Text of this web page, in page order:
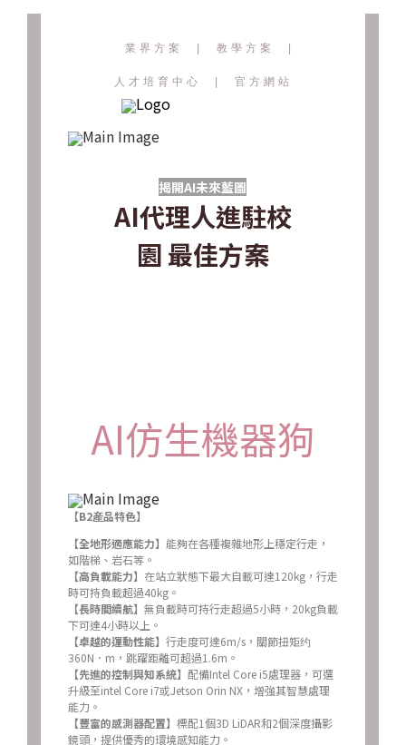
業界方案 教學方案
人才培育中心 官方網站
揭開AI未來藍圖
AI代理人進駐校
園 最佳方案
AI仿生機器狗
【B2産品特色】
【全地形適應能力】 能夠在各種複雜地形上穩定行走，
如階梯、岩石等。
【高負載能力】 在站立狀態下最大自載可達120kg，行走
時可持負載超過40kg。
【長時間續航】 無負載時可持行走超過5小時，20kg負載
下可達4小時以上。
【卓越的運動性能】 行走度可達6m/s，關節扭矩约
360N．m，跳躍距離可超過1.6m。
【先進的控制與知系統】 配備Intel Core i5處理器，可選
升級至intel Core i7或Jetson Orin NX，增強其智慧處理
能力。
【豐富的感測器配置】 標配1個3D LiDAR和2個深度攝影
鏡頭，提供優秀的環境感知能力。